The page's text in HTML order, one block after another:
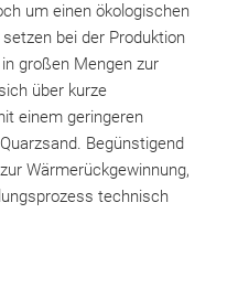
um einen ökologischen
bei der Produktion
großen Mengen zur
über kurze
einem geringeren
Begünstigend
Wärmerückgewinnung,
technisch